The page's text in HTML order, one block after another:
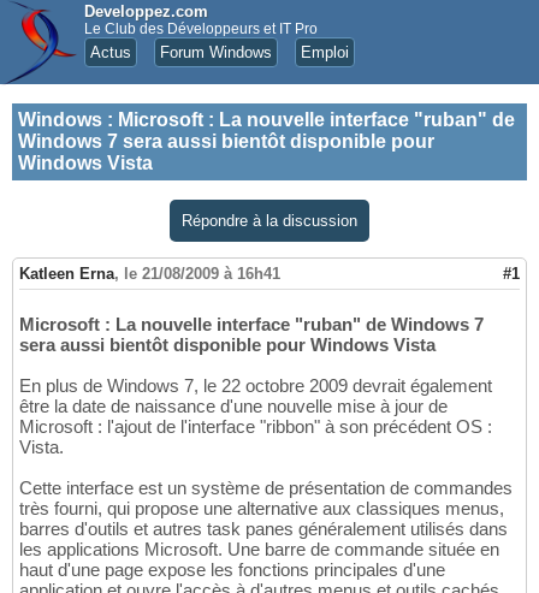
Developpez.com
Le Club des Développeurs et IT Pro
Actus Forum Windows Emploi
Windows : Microsoft : La nouvelle interface "ruban" de
Windows 7 sera aussi bientôt disponible pour
Windows Vista
Répondre à la discussion
Katleen Erna, le 21/08/2009 à 16h41 #1
Microsoft : La nouvelle interface "ruban" de Windows 7
sera aussi bientôt disponible pour Windows Vista
En plus de Windows 7, le 22 octobre 2009 devrait également
être la date de naissance d'une nouvelle mise à jour de
Microsoft : l'ajout de l'interface "ribbon" à son précédent OS :
Vista.
Cette interface est un système de présentation de commandes
très fourni, qui propose une alternative aux classiques menus,
barres d'outils et autres task panes généralement utilisés dans
les applications Microsoft. Une barre de commande située en
haut d'une page expose les fonctions principales d'une